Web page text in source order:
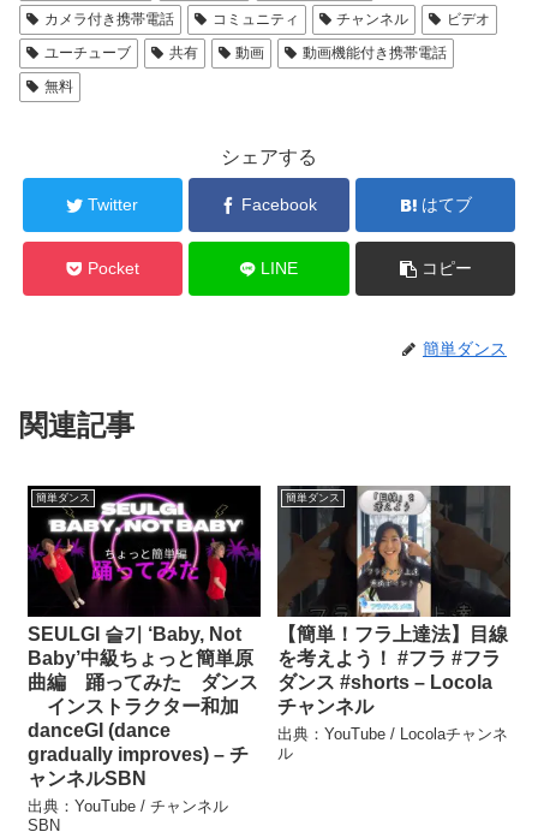
カメラ付き携帯電話
コミュニティ チャンネル
ビデオ
ユーチューブ
共有 動画
動画機能付き携帯電話
無料
シェアする
Twitter Facebook はてブ
Pocket LINE コピー
簡単ダンス
関連記事
簡単ダンス
SEULGI 슬기 ‘Baby, Not
Baby’中級ちょっと簡単原
曲編 踊ってみた ダンス
インストラクター和加
danceGI (dance
gradually improves) – チ
ャンネルSBN
出典：YouTube / チャンネル
SBN
簡単ダンス
【簡単！フラ上達法】目線
を考えよう！ #フラ #フラ
ダンス #shorts – Locola
チャンネル
出典：YouTube / Locolaチャンネ
ル